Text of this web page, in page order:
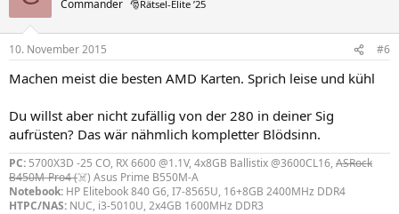
Commander 🎅Rätsel-Elite ’25
10. November 2015 #6
Machen meist die besten AMD Karten. Sprich leise und kühl
Du willst aber nicht zufällig von der 280 in deiner Sig
aufrüsten? Das wär nähmlich kompletter Blödsinn.
PC: 5700X3D -25 CO, RX 6600 @1.1V, 4x8GB Ballistix @3600CL16, ASRock
B450M-Pro4 (☠️) Asus Prime B550M-A
Notebook: HP Elitebook 840 G6, I7-8565U, 16+8GB 2400MHz DDR4
HTPC/NAS: NUC, i3-5010U, 2x4GB 1600MHz DDR3